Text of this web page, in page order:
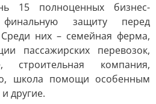
15 полноценных бизнес-
защиту перед
них – семейная ферма,
пассажирских перевозок,
строительная компания,
школа помощи особенным
другие.